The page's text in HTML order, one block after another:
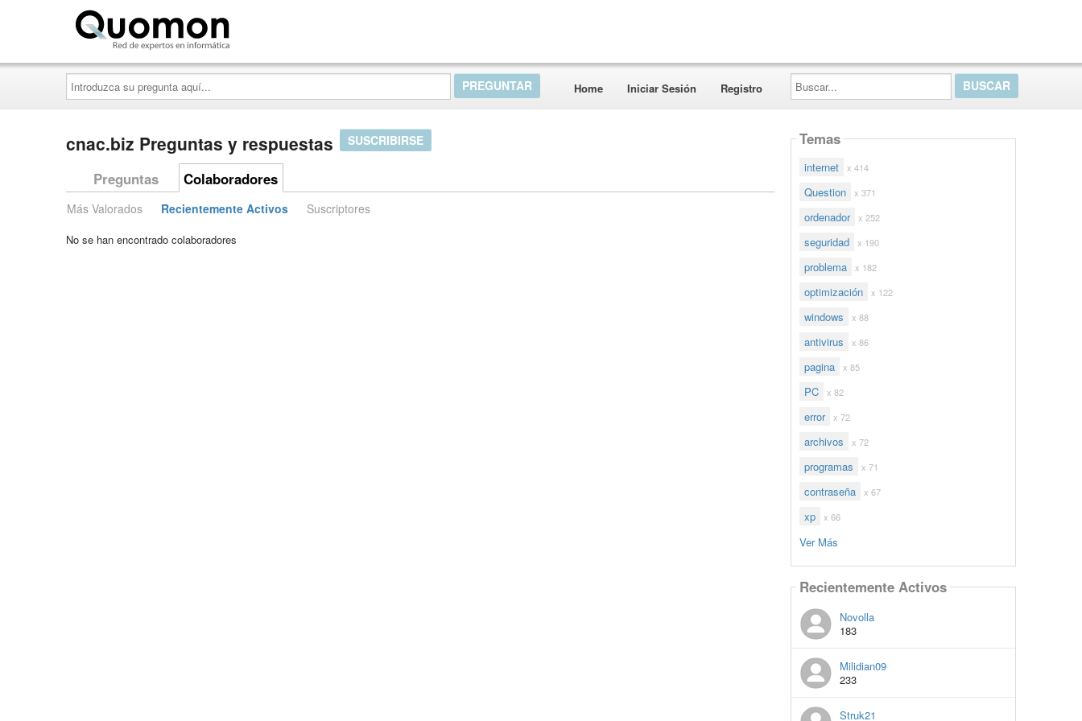
Introduzca
su
pregunta
aquí...
Home Iniciar Sesión Registro
Buscar...
cnac.biz Preguntas y respuestas SUSCRIBIRSE
Preguntas Colaboradores
Más Valorados Recientemente Activos Suscriptores
No se han encontrado colaboradores
Temas
internet x 414
Question x 371
ordenador x 252
seguridad x 190
problema x 182
optimización x 122
windows x 88
antivirus x 86
pagina x 85
PC x 82
error x 72
archivos x 72
programas x 71
contraseña x 67
xp x 66
Ver Más
Recientemente Activos
Novolla
183
Milidian09
233
Struk21